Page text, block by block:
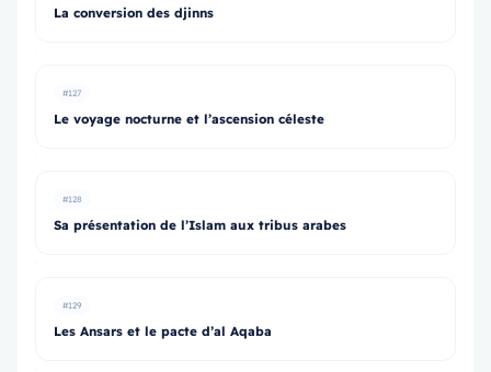
La conversion des djinns
#127
Le voyage nocturne et l’ascension céleste
#128
Sa présentation de l’Islam aux tribus arabes
#129
Les Ansars et le pacte d’al Aqaba